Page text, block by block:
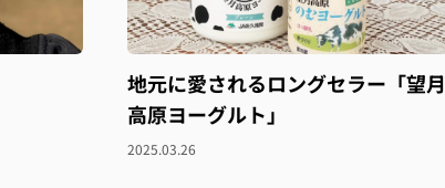
地元に愛されるロングセラー「望月
高原ヨーグルト」
2025.03.26